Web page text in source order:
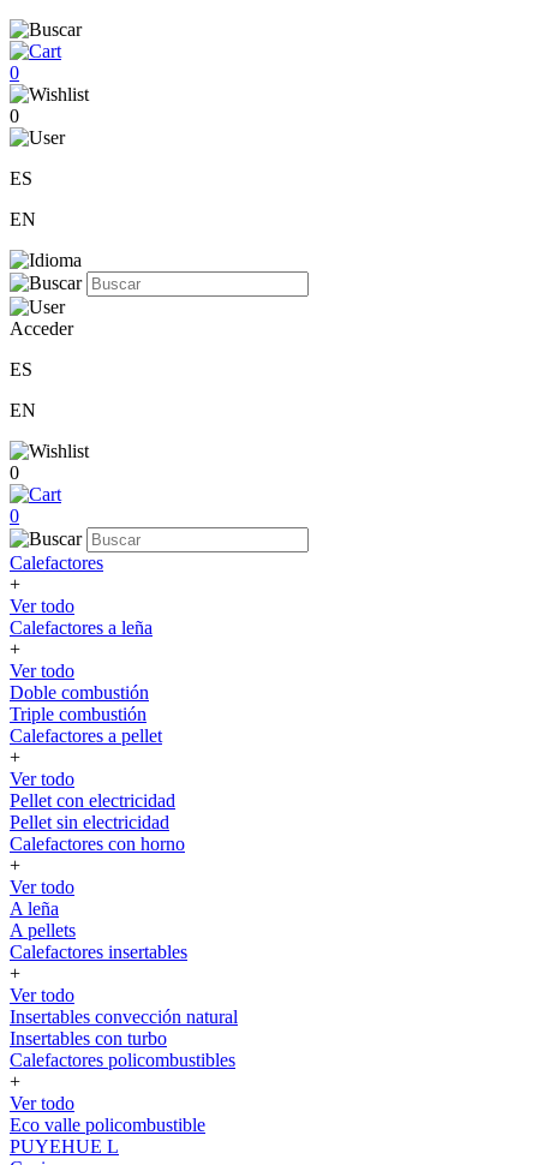
0
0
ES
EN
Acceder
ES
EN
0
0
Calefactores
+
Ver todo
Calefactores a leña
+
Ver todo
Doble combustión
Triple combustión
Calefactores a pellet
+
Ver todo
Pellet con electricidad
Pellet sin electricidad
Calefactores con horno
+
Ver todo
A leña
A pellets
Calefactores insertables
+
Ver todo
Insertables convección natural
Insertables con turbo
Calefactores policombustibles
+
Ver todo
Eco valle policombustible
PUYEHUE L